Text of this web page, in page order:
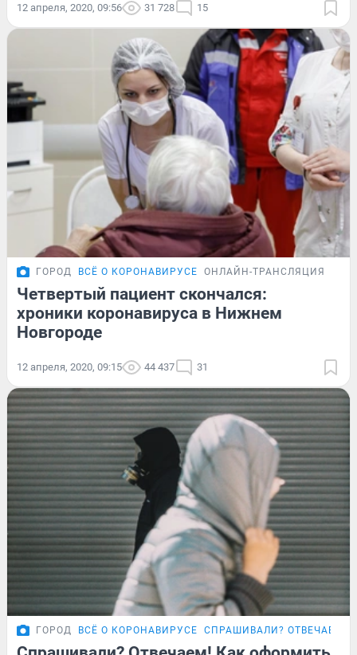
12 апреля, 2020, 09:56 31 728 15
ГОРОД ВСЁ О КОРОНАВИРУСЕ ОНЛАЙН-ТРАНСЛЯЦИЯ
Четвертый пациент скончался:
хроники коронавируса в Нижнем
Новгороде
12 апреля, 2020, 09:15 44 437 31
ГОРОД ВСЁ О КОРОНАВИРУСЕ СПРАШИВАЛИ? ОТВЕЧАЕМ!